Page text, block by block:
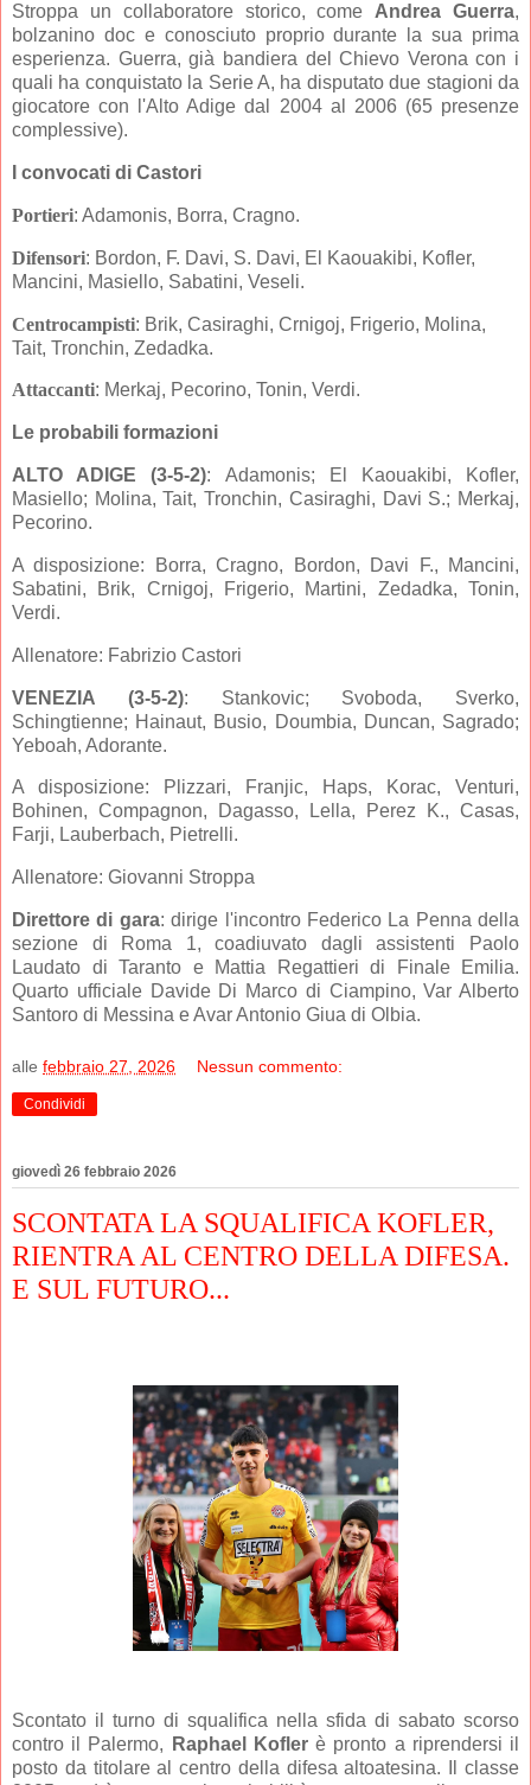
Stroppa un collaboratore storico, come Andrea Guerra,
bolzanino doc e conosciuto proprio durante la sua prima
esperienza. Guerra, già bandiera del Chievo Verona con i
quali ha conquistato la Serie A, ha disputato due stagioni da
giocatore con l'Alto Adige dal 2004 al 2006 (65 presenze
complessive).
I convocati di Castori
Portieri: Adamonis, Borra, Cragno.
Difensori: Bordon, F. Davi, S. Davi, El Kaouakibi, Kofler,
Mancini, Masiello, Sabatini, Veseli.
Centrocampisti: Brik, Casiraghi, Crnigoj, Frigerio, Molina,
Tait, Tronchin, Zedadka.
Attaccanti: Merkaj, Pecorino, Tonin, Verdi.
Le probabili formazioni
ALTO ADIGE (3-5-2): Adamonis; El Kaouakibi, Kofler,
Masiello; Molina, Tait, Tronchin, Casiraghi, Davi S.; Merkaj,
Pecorino.
A disposizione: Borra, Cragno, Bordon, Davi F., Mancini,
Sabatini, Brik, Crnigoj, Frigerio, Martini, Zedadka, Tonin,
Verdi.
Allenatore: Fabrizio Castori
VENEZIA (3-5-2): Stankovic; Svoboda, Sverko,
Schingtienne; Hainaut, Busio, Doumbia, Duncan, Sagrado;
Yeboah, Adorante.
A disposizione: Plizzari, Franjic, Haps, Korac, Venturi,
Bohinen, Compagnon, Dagasso, Lella, Perez K., Casas,
Farji, Lauberbach, Pietrelli.
Allenatore: Giovanni Stroppa
Direttore di gara: dirige l'incontro Federico La Penna della
sezione di Roma 1, coadiuvato dagli assistenti Paolo
Laudato di Taranto e Mattia Regattieri di Finale Emilia.
Quarto ufficiale Davide Di Marco di Ciampino, Var Alberto
Santoro di Messina e Avar Antonio Giua di Olbia.
alle febbraio 27, 2026 Nessun commento:
Condividi
giovedì 26 febbraio 2026
SCONTATA LA SQUALIFICA KOFLER,
RIENTRA AL CENTRO DELLA DIFESA.
E SUL FUTURO...
Scontato il turno di squalifica nella sfida di sabato scorso
contro il Palermo,
Raphael Koflerè pronto a riprendersi il
posto da titolare al centro della difesa altoatesina. Il classe